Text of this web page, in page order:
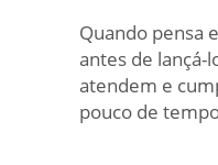
Quando pensa
antes de lançá-
atendem e
pouco de